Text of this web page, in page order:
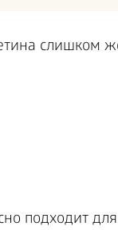
подходит